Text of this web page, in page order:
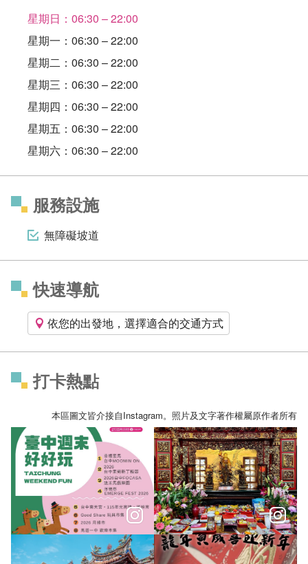
星期日：06:30 – 22:00
星期一：06:30 – 22:00
星期二：06:30 – 22:00
星期三：06:30 – 22:00
星期四：06:30 – 22:00
星期五：06:30 – 22:00
星期六：06:30 – 22:00
服務設施
無障礙坡道
快速導航
依您的出發地，選擇適合的交通方式
打卡熱點
本區圖文皆介接自Instagram。照片及文字著作權屬原作者所有
＼𝑻𝒂𝒊𝒄𝒉𝒖𝒏𝒈 𝑾𝒆𝒆𝒌𝒆𝒏𝒅 𝑭𝒖𝒏！／聖誕節脫單~戀愛指數UP!台中